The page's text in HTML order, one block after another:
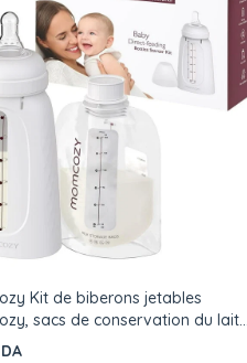
Kit de biberons jetables
sacs de conservation du lait
étanches et sans transfert